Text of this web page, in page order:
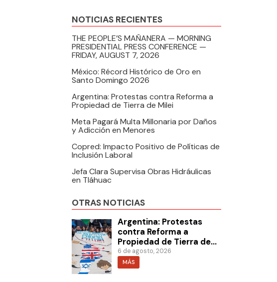
NOTICIAS RECIENTES
THE PEOPLE’S MAÑANERA — MORNING
PRESIDENTIAL PRESS CONFERENCE —
FRIDAY, AUGUST 7, 2026
México: Récord Histórico de Oro en
Santo Domingo 2026
Argentina: Protestas contra Reforma a
Propiedad de Tierra de Milei
Meta Pagará Multa Millonaria por Daños
y Adicción en Menores
Copred: Impacto Positivo de Políticas de
Inclusión Laboral
Jefa Clara Supervisa Obras Hidráulicas
en Tláhuac
OTRAS NOTICIAS
Argentina: Protestas
contra Reforma a
Propiedad de Tierra de
Milei
6 de agosto, 2026
MÁS